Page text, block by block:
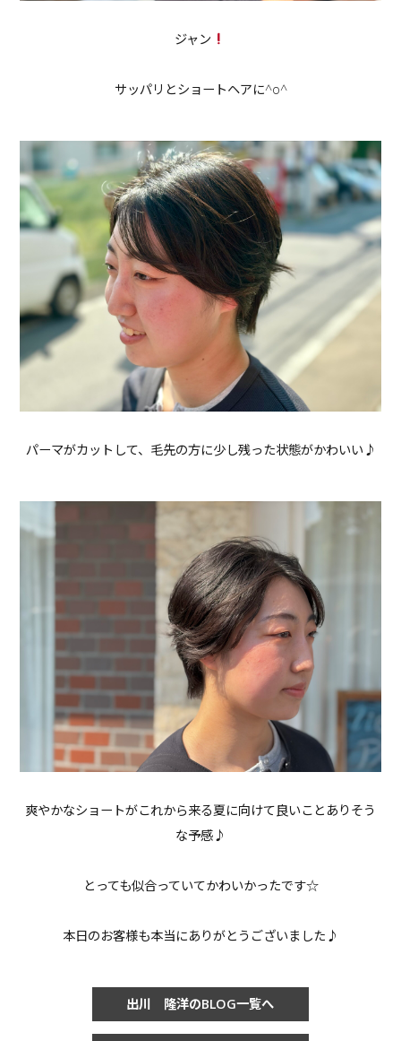
ジャン
サッパリとショートヘアに^o^
パーマがカットして、毛先の方に少し残った状態がかわいい♪
爽やかなショートがこれから来る夏に向けて良いことありそう
な予感♪
とっても似合っていてかわいかったです☆
本日のお客様も本当にありがとうございました♪
出川 隆洋のBLOG一覧へ